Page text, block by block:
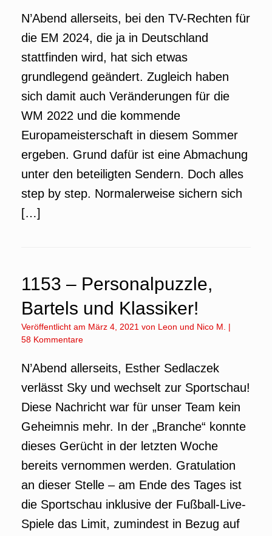
N’Abend allerseits, bei den TV-Rechten für
die EM 2024, die ja in Deutschland
stattfinden wird, hat sich etwas
grundlegend geändert. Zugleich haben
sich damit auch Veränderungen für die
WM 2022 und die kommende
Europameisterschaft in diesem Sommer
ergeben. Grund dafür ist eine Abmachung
unter den beteiligten Sendern. Doch alles
step by step. Normalerweise sichern sich
[…]
1153 – Personalpuzzle,
Bartels und Klassiker!
Veröffentlicht am März 4, 2021 von Leon und Nico M.
|
58 Kommentare
N’Abend allerseits, Esther Sedlaczek
verlässt Sky und wechselt zur Sportschau!
Diese Nachricht war für unser Team kein
Geheimnis mehr. In der „Branche“ konnte
dieses Gerücht in der letzten Woche
bereits vernommen werden. Gratulation
an dieser Stelle – am Ende des Tages ist
die Sportschau inklusive der Fußball-Live-
Spiele das Limit, zumindest in Bezug auf